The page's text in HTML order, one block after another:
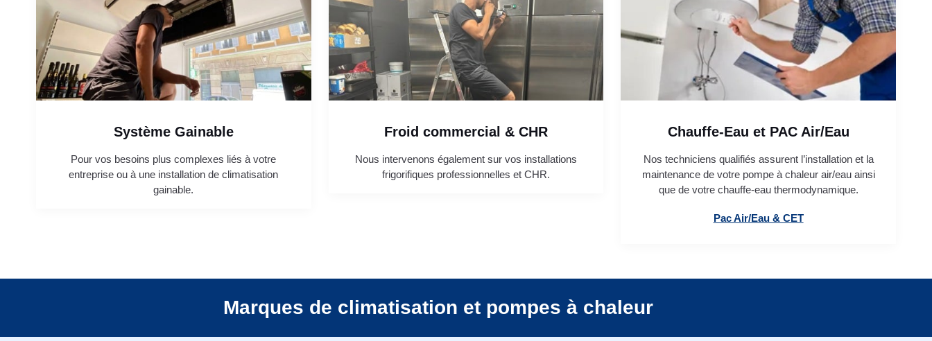
Système Gainable
Pour vos besoins plus complexes liés à votre
entreprise ou à une installation de climatisation
gainable.
Froid commercial & CHR
Nous intervenons également sur vos installations
frigorifiques professionnelles et CHR.
Chauffe-Eau et PAC Air/Eau
Nos techniciens qualifiés assurent l’installation et la
maintenance de votre pompe à chaleur air/eau ainsi
que de votre chauffe-eau thermodynamique.
Pac Air/Eau & CET
Marques de climatisation et pompes à chaleur